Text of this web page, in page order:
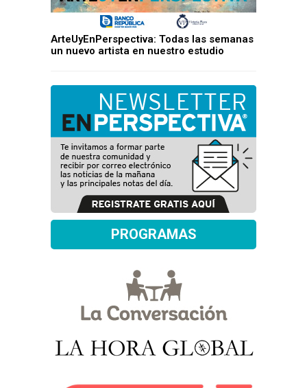
ArteUyEnPerspectiva: Todas las semanas
un nuevo artista en nuestro estudio
PROGRAMAS